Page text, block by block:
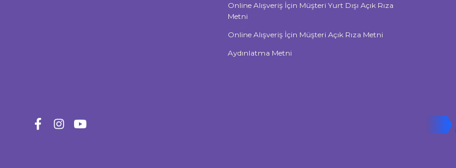
Online Alışveriş İçin Müşteri Yurt Dışı Açık Rıza
Metni
Online Alışveriş İçin Müşteri Açık Rıza Metni
Aydınlatma Metni